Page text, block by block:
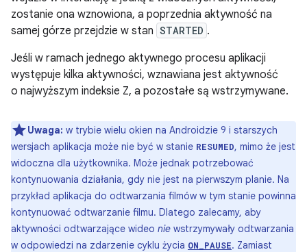
zostanie ona wznowiona, a poprzednia aktywność na
samej górze przejdzie w stan STARTED .
Jeśli w ramach jednego aktywnego procesu aplikacji
występuje kilka aktywności, wznawiana jest aktywność
o najwyższym indeksie Z, a pozostałe są wstrzymywane.
Uwaga: w trybie wielu okien na Androidzie 9 i starszych
wersjach aplikacja może nie być w stanie RESUMED, mimo że jest
widoczna dla użytkownika. Może jednak potrzebować
kontynuowania działania, gdy nie jest na pierwszym planie. Na
przykład aplikacja do odtwarzania filmów w tym stanie powinna
kontynuować odtwarzanie filmu. Dlatego zalecamy, aby
aktywności odtwarzające wideo nie wstrzymywały odtwarzania
w odpowiedzi na zdarzenie cyklu życia ON_PAUSE. Zamiast